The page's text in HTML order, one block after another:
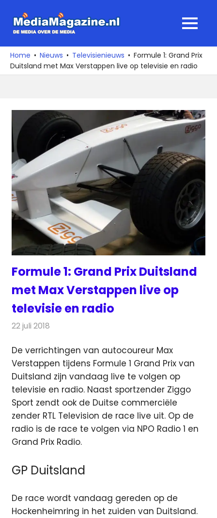
naar
media
over
de
MENU
Home Nieuws Televisienieuws
Formule 1: Grand Prix
Duitsland met Max Verstappen live op televisie en radio
Formule 1: Grand Prix Duitsland
met Max Verstappen live op
televisie en radio
22 juli 2018
De verrichtingen van autocoureur Max
Verstappen tijdens Formule 1 Grand Prix van
Duitsland zijn vandaag live te volgen op
televisie en radio. Naast sportzender Ziggo
Sport zendt ook de Duitse commerciële
zender RTL Television de race live uit. Op de
radio is de race te volgen via NPO Radio 1 en
Grand Prix Radio.
GP Duitsland
De race wordt vandaag gereden op de
Hockenheimring in het zuiden van Duitsland.